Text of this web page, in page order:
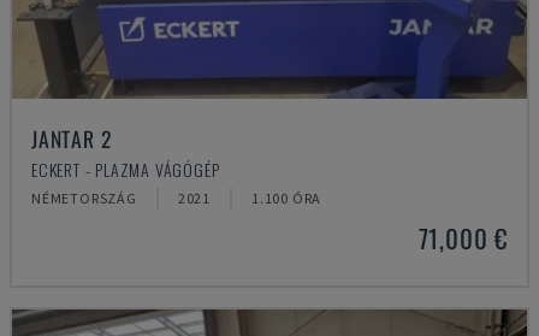
JANTAR 2
ECKERT - PLAZMA VÁGÓGÉP
NÉMETORSZÁG 2021 1.100 ÓRA
71,000 €